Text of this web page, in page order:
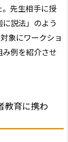
先生相手に授
説法」のよう
象にワークショ
例を紹介させ
教育に携わ